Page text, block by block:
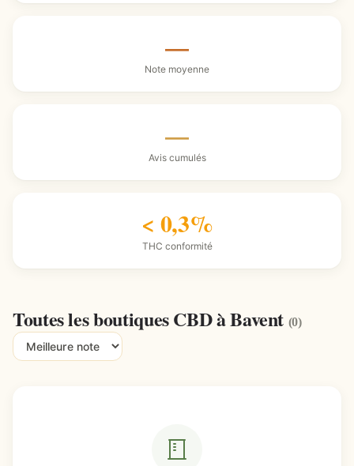
—
Note moyenne
—
Avis cumulés
< 0,3%
THC conformité
Toutes les boutiques CBD à Bavent (0)